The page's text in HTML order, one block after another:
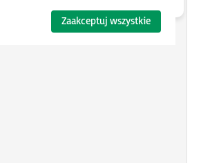
Zaakceptuj wszystkie